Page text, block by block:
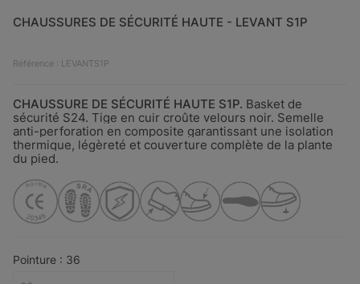
CHAUSSURES DE SÉCURITÉ HAUTE - LEVANT S1P
Référence : LEVANTS1P
CHAUSSURE DE SÉCURITÉ HAUTE S1P. Basket de
sécurité S24. Tige en cuir croûte velours noir. Semelle
anti-perforation en composite garantissant une isolation
thermique, légèreté et couverture complète de la plante
du pied.
Pointure : 36